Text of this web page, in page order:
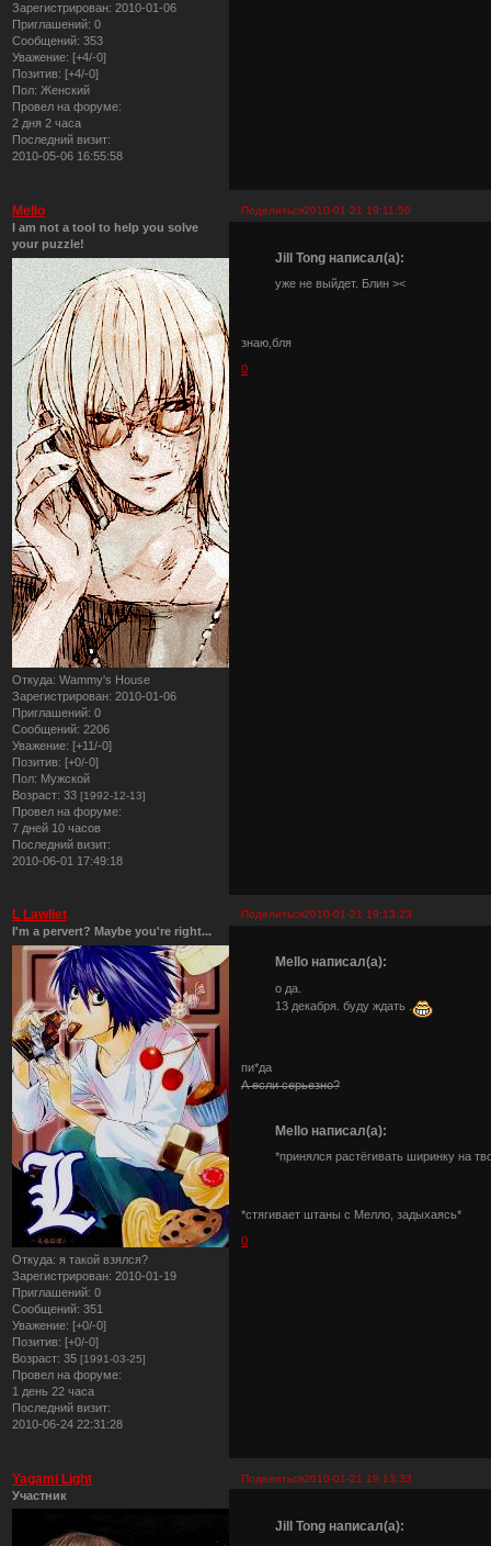
Зарегистрирован: 2010-01-06
Приглашений: 0
Сообщений: 353
Уважение: [+4/-0]
Позитив: [+4/-0]
Пол: Женский
Провел на форуме:
2 дня 2 часа
Последний визит:
2010-05-06 16:55:58
Поделиться2010-01-21 19:11:50
Mello
I am not a tool to help you solve
your puzzle!
Откуда: Wammy's House
Зарегистрирован: 2010-01-06
Приглашений: 0
Сообщений: 2206
Уважение: [+11/-0]
Позитив: [+0/-0]
Пол: Мужской
Возраст: 33 [1992-12-13]
Провел на форуме:
7 дней 10 часов
Последний визит:
2010-06-01 17:49:18
Jill Tong написал(а):
уже не выйдет. Блин ><
знаю,бля
0
Поделиться2010-01-21 19:13:23
L Lawliet
I'm a pervert? Maybe you're right...
Откуда: я такой взялся?
Зарегистрирован: 2010-01-19
Приглашений: 0
Сообщений: 351
Уважение: [+0/-0]
Позитив: [+0/-0]
Возраст: 35 [1991-03-25]
Провел на форуме:
1 день 22 часа
Последний визит:
2010-06-24 22:31:28
Mello написал(а):
о да.
13 декабря. буду ждать .
пи*да
А если серьезно?
Mello написал(а):
*принялся растёгивать ширинку на
*стягивает штаны с Мелло, задыхаясь*
0
Поделиться2010-01-21 19:13:33
Yagami Light
Участник
Jill Tong написал(а):